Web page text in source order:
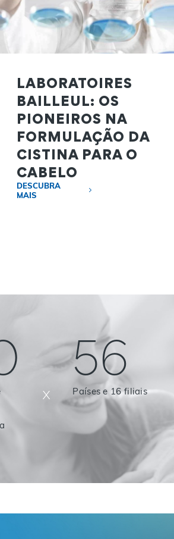
LABORATOIRES
BAILLEUL: OS
PIONEIROS NA
FORMULAÇÃO DA
CISTINA PARA O
CABELO
DESCUBRA
MAIS
x
56
Países e 16 filiais